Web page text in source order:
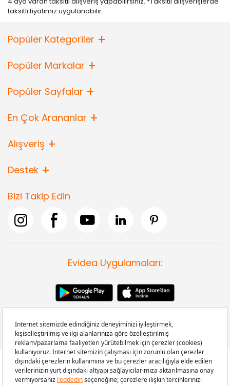
taksitli fiyatımız uygulanabilir.
Popüler Kategoriler
Popüler Markalar
Popüler Sayfalar
En Çok Arananlar
Alışveriş
Destek
Bizi Takip Edin
Evidea Uygulamaları:
Copyright © 2008-2026 Evidea.com | Tüm hakları saklıdır.